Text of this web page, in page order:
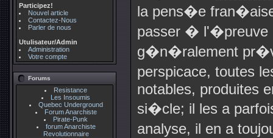
Participez!
Nouvel article
Contactez-Nous
Parler de nous
Utulisateur/Admin
Administration
Votre compte
Forums
Resistance
Les Insoumis
Quebec Underground
Forum Anarchiste
Pirate-Punk
forum Anarchiste
Revolutionnaire
la pens�e
passer �
g�n�ralement
perspicace, toutes
notables, produites
si�cle; il les a
analyse, il en a